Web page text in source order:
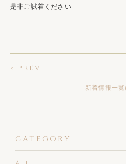
是非ご試着ください
< PREV
新着情報一覧
CATEGORY